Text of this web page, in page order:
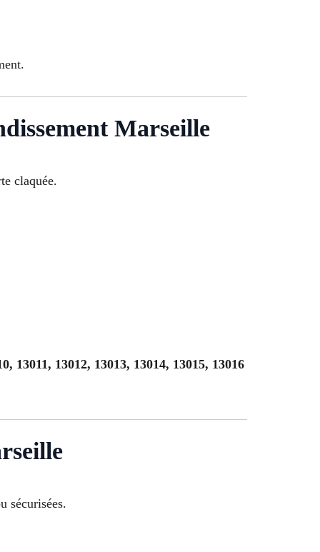
Marseille
claquée.
13011, 13012, 13013, 13014, 13015, 13016
sécurisées.